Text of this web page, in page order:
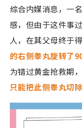
综合内媒消息，一
感，但由于这件事
人，在其父母终于
的右侧睾丸旋转了
为错过黄金抢救期
只能把此侧睾丸切除